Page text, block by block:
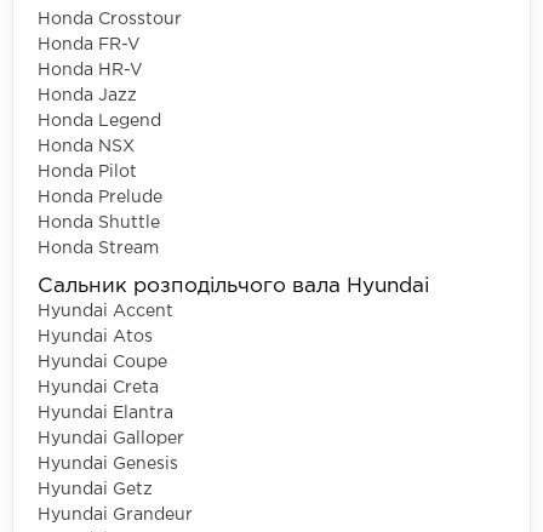
Honda Crosstour
Honda FR-V
Honda HR-V
Honda Jazz
Honda Legend
Honda NSX
Honda Pilot
Honda Prelude
Honda Shuttle
Honda Stream
Сальник розподільчого вала Hyundai
Hyundai Accent
Hyundai Atos
Hyundai Coupe
Hyundai Creta
Hyundai Elantra
Hyundai Galloper
Hyundai Genesis
Hyundai Getz
Hyundai Grandeur